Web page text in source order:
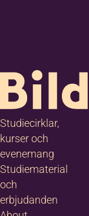
Studiecirklar,
kurser och
evenemang
Studiematerial
och
erbjudanden